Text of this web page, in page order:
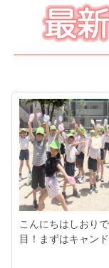
こんにちはしおり
目！まずはキャン